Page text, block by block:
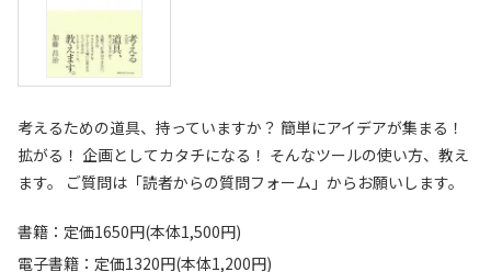
考えるための道具、持っていますか？ 簡単にアイデアが集まる！
拡がる！ 企画としてカタチになる！ そんなツールの使い方、教え
ます。 ご質問は「読者からの質問フォーム」からお願いします。
書籍：定価1650円(本体1,500円)
電子書籍：定価1320円(本体1,200円)